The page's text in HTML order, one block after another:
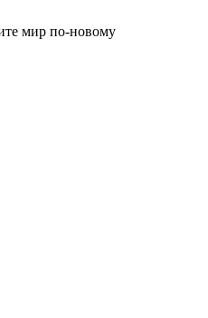
мир по-новому